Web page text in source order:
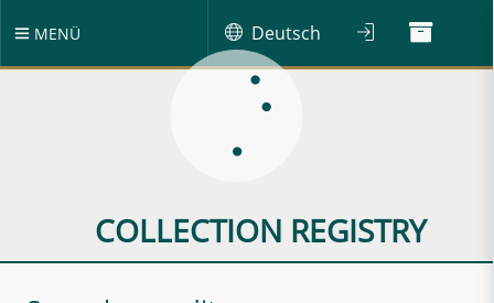
MENÜ Deutsch
COLLECTION REGISTRY